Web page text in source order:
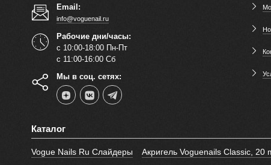
Email:
info@voguenail.ru
Рабочие дни/часы:
с 10:00-18:00 Пн-Пт
с 11:00-16:00 Сб
Мы в соц. сетях:
Каталог
Vogue Nails Ru Слайдеры Акригель Voguenails Classic, 20